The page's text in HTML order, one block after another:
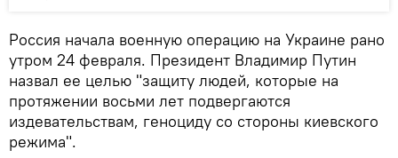
Россия начала военную операцию на Украине рано
утром 24 февраля. Президент Владимир Путин
назвал ее целью "защиту людей, которые на
протяжении восьми лет подвергаются
издевательствам, геноциду со стороны киевского
режима".